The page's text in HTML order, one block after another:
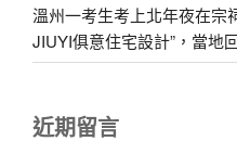
溫州一考生考上北年夜在宗
JIUYI俱意住宅設計”，當地
近期留言